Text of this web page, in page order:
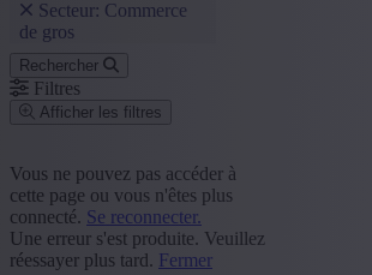
Secteur: Commerce
de gros
Rechercher
Filtres
Afficher les filtres
Rechercher
Groupe de fonction
Vous ne pouvez pas accéder à
cette page ou vous n'êtes plus
connecté. Se reconnecter.
Une erreur s'est produite. Veuillez
réessayer plus tard. Fermer